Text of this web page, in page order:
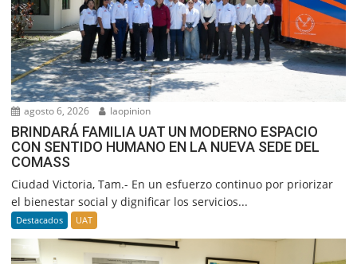
agosto 6, 2026 laopinion
BRINDARÁ FAMILIA UAT UN MODERNO ESPACIO
CON SENTIDO HUMANO EN LA NUEVA SEDE DEL
COMASS
Ciudad Victoria, Tam.- En un esfuerzo continuo por priorizar
el bienestar social y dignificar los servicios...
Destacados UAT